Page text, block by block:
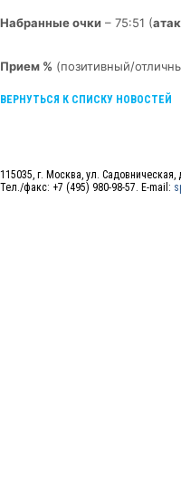
Набранные очки – 75:51 (
Прием % (позитивный/
ВЕРНУТЬСЯ К СПИСКУ НОВОСТЕЙ
115035, г. Москва, ул. Садовническая,
Тел./факс: +7 (495) 980-98-57. E-mail: